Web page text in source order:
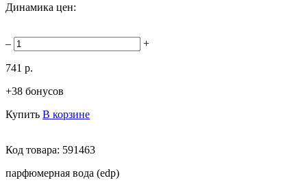
Динамика цен:
– +
741 р.
+38 бонусов
Купить В корзине
Код товара: 591463
парфюмерная вода (edp)